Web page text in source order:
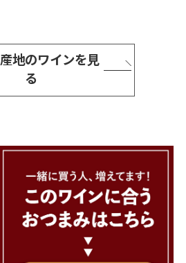
地のワインを見
る